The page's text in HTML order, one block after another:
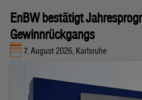
EnBW bestätigt
Gewinnrückgangs
7. August 2026, Karlsruhe